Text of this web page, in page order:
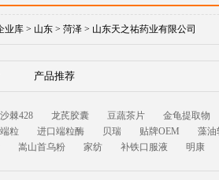
业库 > 山东 > 菏泽 > 山东天之祐药业有限公司
产品推荐
沙棘428 龙芪胶囊 豆蔬茶片
金龟提取物
粒 进口端粒酶 贝瑞 贴牌OEM
藻油
嵩山首乌粉 家纺 补铁口服液 明康